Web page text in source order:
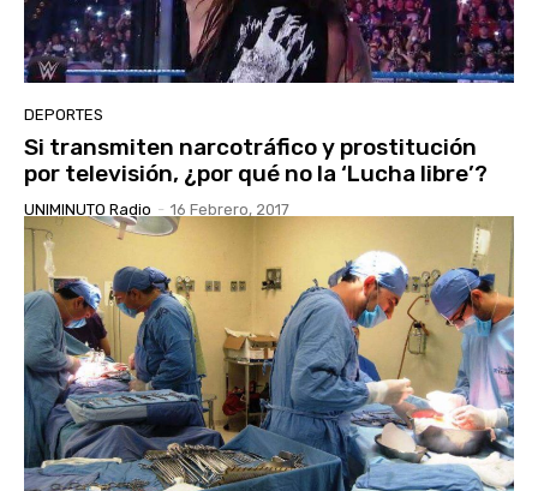
DEPORTES
Si transmiten narcotráfico y prostitución
por televisión, ¿por qué no la ‘Lucha libre’?
UNIMINUTO Radio - 16 Febrero, 2017